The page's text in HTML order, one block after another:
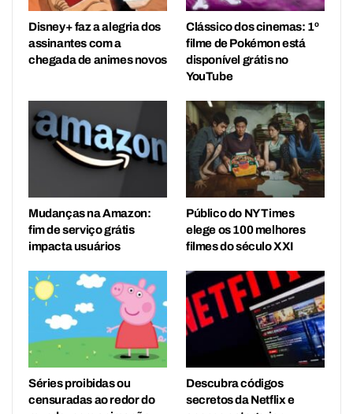
Disney+ faz a alegria dos
assinantes com a
chegada de animes novos
Clássico dos cinemas: 1º
filme de Pokémon está
disponível grátis no
YouTube
Mudanças na Amazon:
fim de serviço grátis
impacta usuários
Público do NY Times
elege os 100 melhores
filmes do século XXI
Séries proibidas ou
censuradas ao redor do
Descubra códigos
secretos da Netflix e